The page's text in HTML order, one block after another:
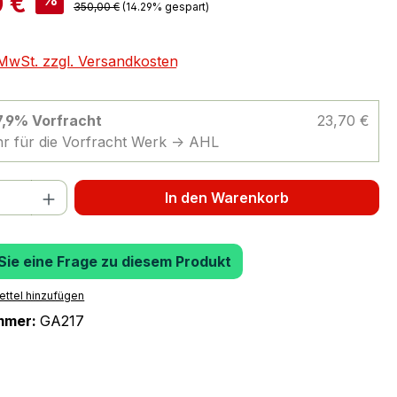
350,00 € (14.29% gespart)
zzgl. Versandkosten
Vorfracht
für die Vorfracht Werk -> AHL
23,70 €
Gib den gewünschten Wert
In den Warenkorb
eine Frage zu diesem Produkt
hinzufügen
GA217